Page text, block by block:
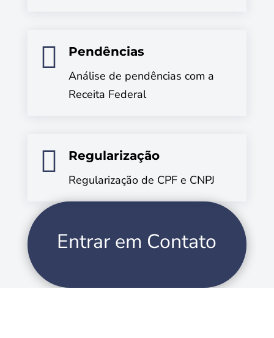

Pendências
Análise de pendências com a
Receita Federal

Regularização
Regularização de CPF e CNPJ
Entrar em Contato